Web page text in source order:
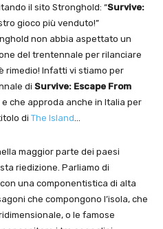
il sito Stronghold: “Survive:
gioco più venduto!”
non abbia aspettato un
del trentennale per rilanciare
rimedio! Infatti vi stiamo per
di Survive: Escape From
e che approda anche in Italia per
di The Island…
maggior parte dei paesi
riedizione. Parliamo di
una componentistica di alta
che compongono l’isola, che
o le famose